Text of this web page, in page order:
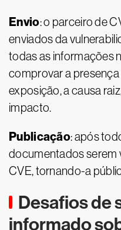
Envio: o parceiro de
enviados da
todas as informações
comprovar a
exposição, a causa
impacto.
Publicação: após
documentados serem
CVE, tornando-a
Desafios de
informado